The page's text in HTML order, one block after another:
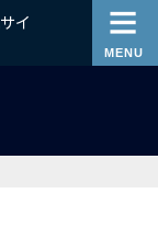
イ